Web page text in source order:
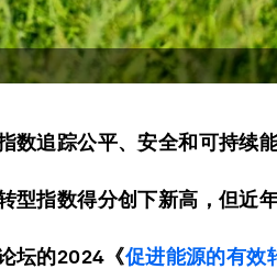
数追踪公平、安全和可持续
型指数得分创下新高，但近
坛的2024《促进能源的有效